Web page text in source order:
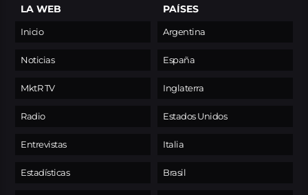
LA WEB
Inicio
Noticias
MktR TV
Radio
Entrevistas
Estadísticas
PAÍSES
Argentina
España
Inglaterra
Estados Unidos
Italia
Brasil